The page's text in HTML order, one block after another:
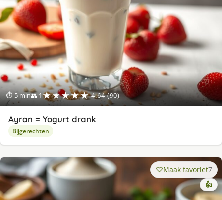
⏱ 5 min👥 1★★★★★ 4.64 (90)
Ayran = Yogurt drank
Bijgerechten
Maak favoriet7
👍